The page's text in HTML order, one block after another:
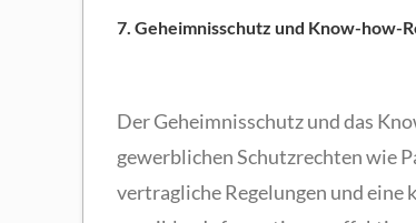
7. Geheimnisschutz und Know-how-
Der Geheimnisschutz und das
gewerblichen Schutzrechten wie
vertragliche Regelungen und eine